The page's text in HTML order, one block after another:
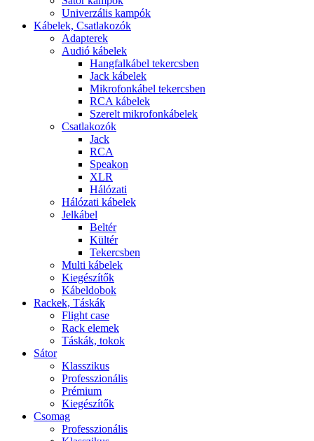
Univerzális kampók
Kábelek, Csatlakozók
Adapterek
Audió kábelek
Hangfalkábel tekercsben
Jack kábelek
Mikrofonkábel tekercsben
RCA kábelek
Szerelt mikrofonkábelek
Csatlakozók
Jack
RCA
Speakon
XLR
Hálózati
Hálózati kábelek
Jelkábel
Beltér
Kültér
Tekercsben
Multi kábelek
Kiegészítők
Kábeldobok
Rackek, Táskák
Flight case
Rack elemek
Táskák, tokok
Sátor
Klasszikus
Professzionális
Prémium
Kiegészítők
Csomag
Professzionális